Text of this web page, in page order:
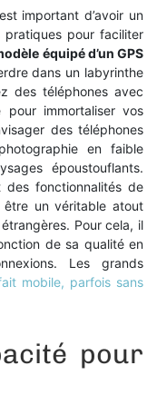
important d’avoir un
pour faciliter
équipé d’un GPS
dans un labyrinthe
des téléphones avec
immortaliser vos
des téléphones
en faible
époustouflants.
des fonctionnalités de
un véritable atout
Pour cela, il
de sa qualité en
Les grands
mobile, parfois sans
pour